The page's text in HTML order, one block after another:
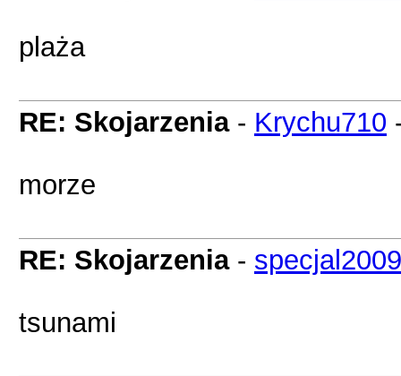
plaża
RE: Skojarzenia- Krychu710
morze
RE: Skojarzenia- specjal2009
tsunami